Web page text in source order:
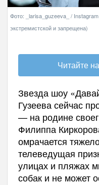
Фото: _larisa_guzeeva_ /
экстремистской и запрещена)
Читайте
Звезда шоу
Гузеева сейчас
— на родине
Филиппа
омрачается
телеведущая
улицах и пляжах
собак и не может